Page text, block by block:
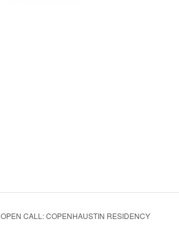
OPEN CALL: COPENHAUSTIN RESIDENCY